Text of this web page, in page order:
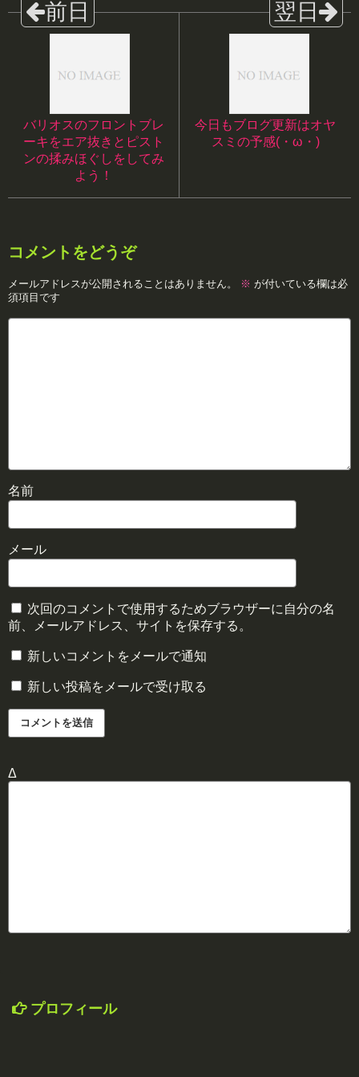
バリオスのフロントブレ
ーキをエア抜きとピスト
ンの揉みほぐしをしてみ
よう！
今日もブログ更新はオヤ
スミの予感(・ω・)
コメントをどうぞ
メールアドレスが公開されることはありません。 ※ が付いている欄は必
須項目です
名前
メール
次回のコメントで使用するためブラウザーに自分の名
前、メールアドレス、サイトを保存する。
新しいコメントをメールで通知
新しい投稿をメールで受け取る
Δ
プロフィール